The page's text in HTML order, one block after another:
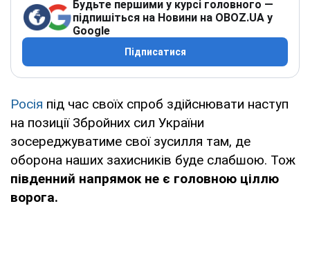
Будьте першими у курсі головного —
підпишіться на Новини на OBOZ.UA у
Google
Підписатися
Росія під час своїх спроб здійснювати наступ
на позиції Збройних сил України
зосереджуватиме свої зусилля там, де
оборона наших захисників буде слабшою. Тож
південний напрямок не є головною ціллю
ворога.